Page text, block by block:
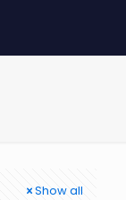
Show all